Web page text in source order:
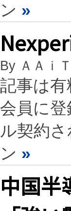
ン »
By ＡＡｉ
記事は
会員に
ル契約
ン »
中国半